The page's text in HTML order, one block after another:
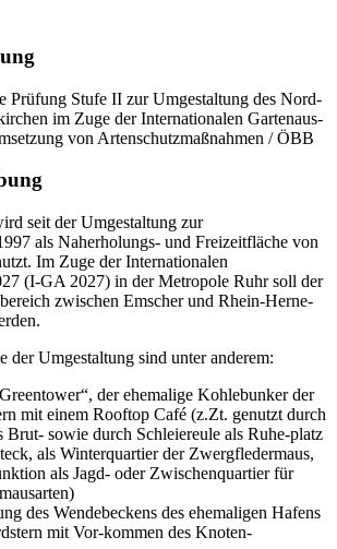
Prüfung Stufe II zur Umgestaltung des Nord-
im Zuge der Internationalen Gartenaus-
von Artenschutzmaßnahmen / ÖBB
seit der Umgestaltung zur
als Naherholungs- und Freizeitfläche von
Im Zuge der Internationalen
(I-GA 2027) in der Metropole Ruhr soll der
zwischen Emscher und Rhein-Herne-
der Umgestaltung sind unter anderem:
der ehemalige Kohlebunker der
mit einem Rooftop Café (z.Zt. genutzt durch
Brut- sowie durch Schleiereule als Ruhe-platz
als Winterquartier der Zwergfledermaus,
als Jagd- oder Zwischenquartier für
des Wendebeckens des ehemaligen Hafens
mit Vor-kommen des Knoten-